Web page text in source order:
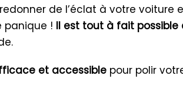
de l’éclat à votre
panique ! Il est tout à fait
et accessible pour polir